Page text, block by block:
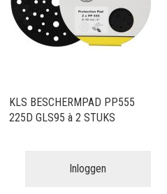
KLS BESCHERMPAD PP555
225D GLS95 à 2 STUKS
Inloggen